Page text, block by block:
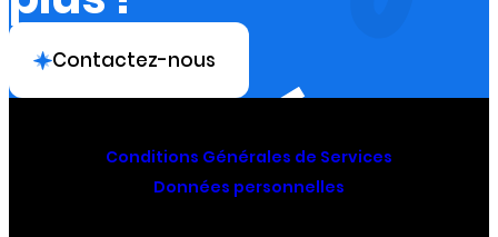
Contactez-nous
Conditions Générales de Services
Données personnelles